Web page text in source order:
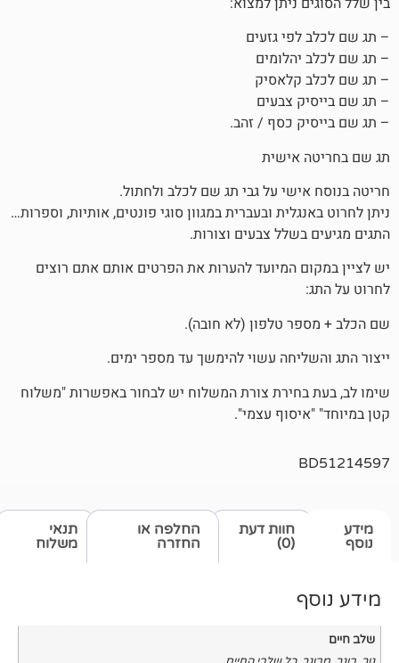
גזעים
צבעים
כסף / זהב.
על גבי תג שם לכלב ולחתול.
ובעברית במגוון סוגי פונטים, אותיות, וספרות…
צבעים וצורות.
המיועד להערות את הפרטים אותם אתם רוצים
טלפון (לא חובה).
עשוי להימשך עד מספר ימים.
צורת המשלוח יש לבחור באפשרות "משלוח
עצמי".
תנאי
משלוח
חוות דעת
החלפה או
החזרה